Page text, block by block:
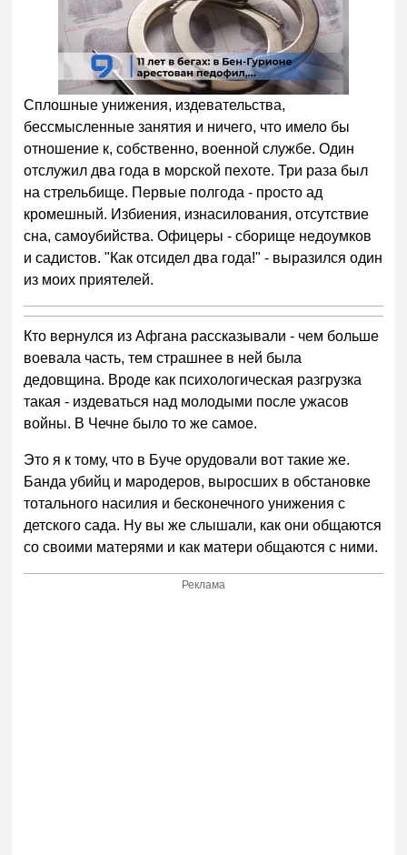
Сплошные унижения, издевательства,
бессмысленные занятия и ничего, что имело бы
отношение к, собственно, военной службе. Один
отслужил два года в морской пехоте. Три раза был
на стрельбище. Первые полгода - просто ад
кромешный. Избиения, изнасилования, отсутствие
сна, самоубийства. Офицеры - сборище недоумков
и садистов. "Как отсидел два года!" - выразился один
из моих приятелей.
Кто вернулся из Афгана рассказывали - чем больше
воевала часть, тем страшнее в ней была
дедовщина. Вроде как психологическая разгрузка
такая - издеваться над молодыми после ужасов
войны. В Чечне было то же самое.
Это я к тому, что в Буче орудовали вот такие же.
Банда убийц и мародеров, выросших в обстановке
тотального насилия и бесконечного унижения с
детского сада. Ну вы же слышали, как они общаются
со своими матерями и как матери общаются с ними.
Реклама